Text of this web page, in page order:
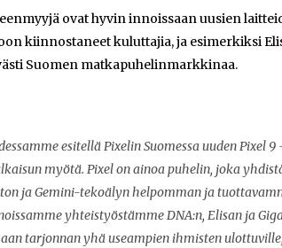
ovat hyvin innoissaan uusien
kiinnostaneet kuluttajia, ja esimerkiksi
Suomen matkapuhelinmarkkinaa.
esitellä Pixelin Suomessa uuden Pixel 9
myötä. Pixel on ainoa puhelin, joka
ja Gemini-tekoälyn helpomman ja
yhteistyöstämme DNA:n, Elisan ja
tarjonnan yhä useampien ihmisten